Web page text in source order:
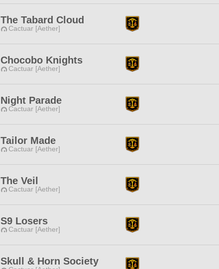
The Tabard Cloud
Cactuar [Aether]
Chocobo Knights
Cactuar [Aether]
Night Parade
Cactuar [Aether]
Tailor Made
Cactuar [Aether]
The Veil
Cactuar [Aether]
S9 Losers
Cactuar [Aether]
Skull & Horn Society